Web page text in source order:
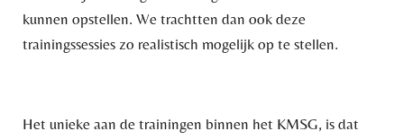
kunnen opstellen. We trachtten dan ook deze
trainingssessies zo realistisch mogelijk op te stellen.
Het unieke aan de trainingen binnen het KMSG, is dat